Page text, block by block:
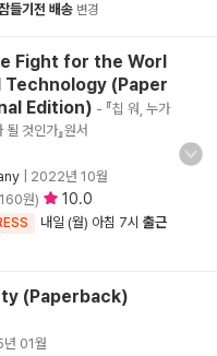
들기전 배송 변경
Fight for the Worl
(Paper
Edition) - 『칩 워, 누가
것인가』원서
2022년 10월
원) 10.0
내일 (월) 아침 7시 출근
(Paperback)
01월